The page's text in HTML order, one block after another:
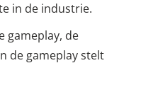
in de industrie.
gameplay, de
de gameplay stelt